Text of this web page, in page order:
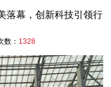
落幕，创新科技引领行
： 1328